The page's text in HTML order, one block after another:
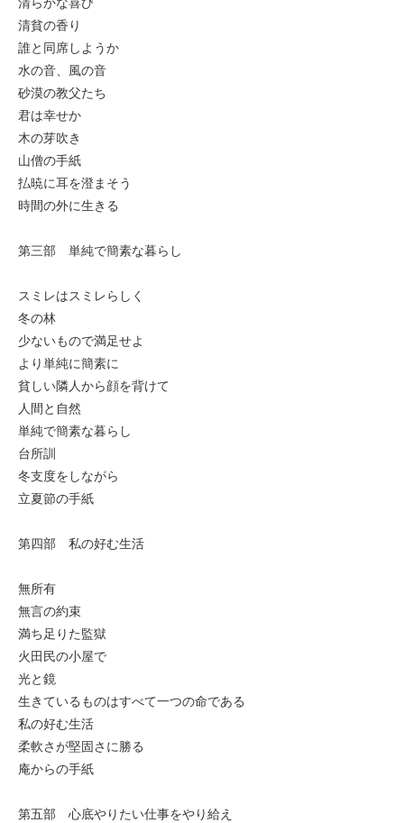
清貧の香り
誰と同席しようか
水の音、風の音
砂漠の教父たち
君は幸せか
木の芽吹き
山僧の手紙
払暁に耳を澄まそう
時間の外に生きる
第三部 単純で簡素な暮らし
スミレはスミレらしく
冬の林
少ないもので満足せよ
より単純に簡素に
貧しい隣人から顔を背けて
人間と自然
単純で簡素な暮らし
台所訓
冬支度をしながら
立夏節の手紙
第四部 私の好む生活
無所有
無言の約束
満ち足りた監獄
火田民の小屋で
光と鏡
生きているものはすべて一つの命である
私の好む生活
柔軟さが堅固さに勝る
庵からの手紙
第五部 心底やりたい仕事をやり給え